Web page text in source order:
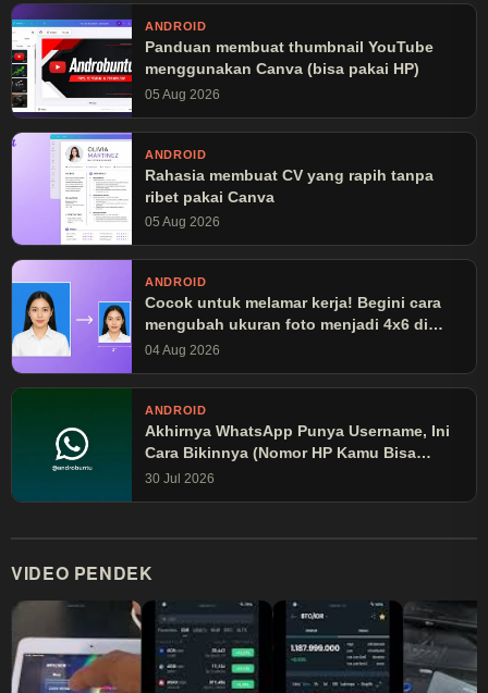
ANDROID
Panduan membuat thumbnail YouTube
menggunakan Canva (bisa pakai HP)
05 Aug 2026
ANDROID
Rahasia membuat CV yang rapih tanpa
ribet pakai Canva
05 Aug 2026
ANDROID
Cocok untuk melamar kerja! Begini cara
mengubah ukuran foto menjadi 4x6 di
Canva
04 Aug 2026
ANDROID
Akhirnya WhatsApp Punya Username, Ini
Cara Bikinnya (Nomor HP Kamu Bisa
Disembunyikan!)
30 Jul 2026
VIDEO PENDEK